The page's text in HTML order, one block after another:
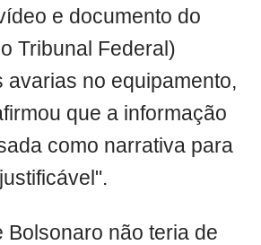
e documento do
Tribunal Federal)
avarias no equipamento,
que a informação
como narrativa para
Bolsonaro não teria de